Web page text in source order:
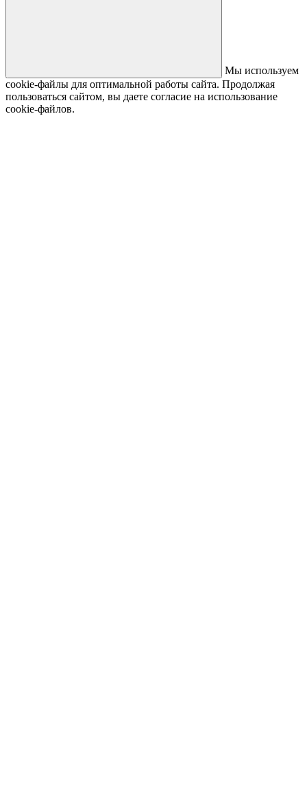
Мы используем
cookie-файлы для оптимальной работы сайта. Продолжая
пользоваться сайтом, вы даете согласие на использование
cookie-файлов.